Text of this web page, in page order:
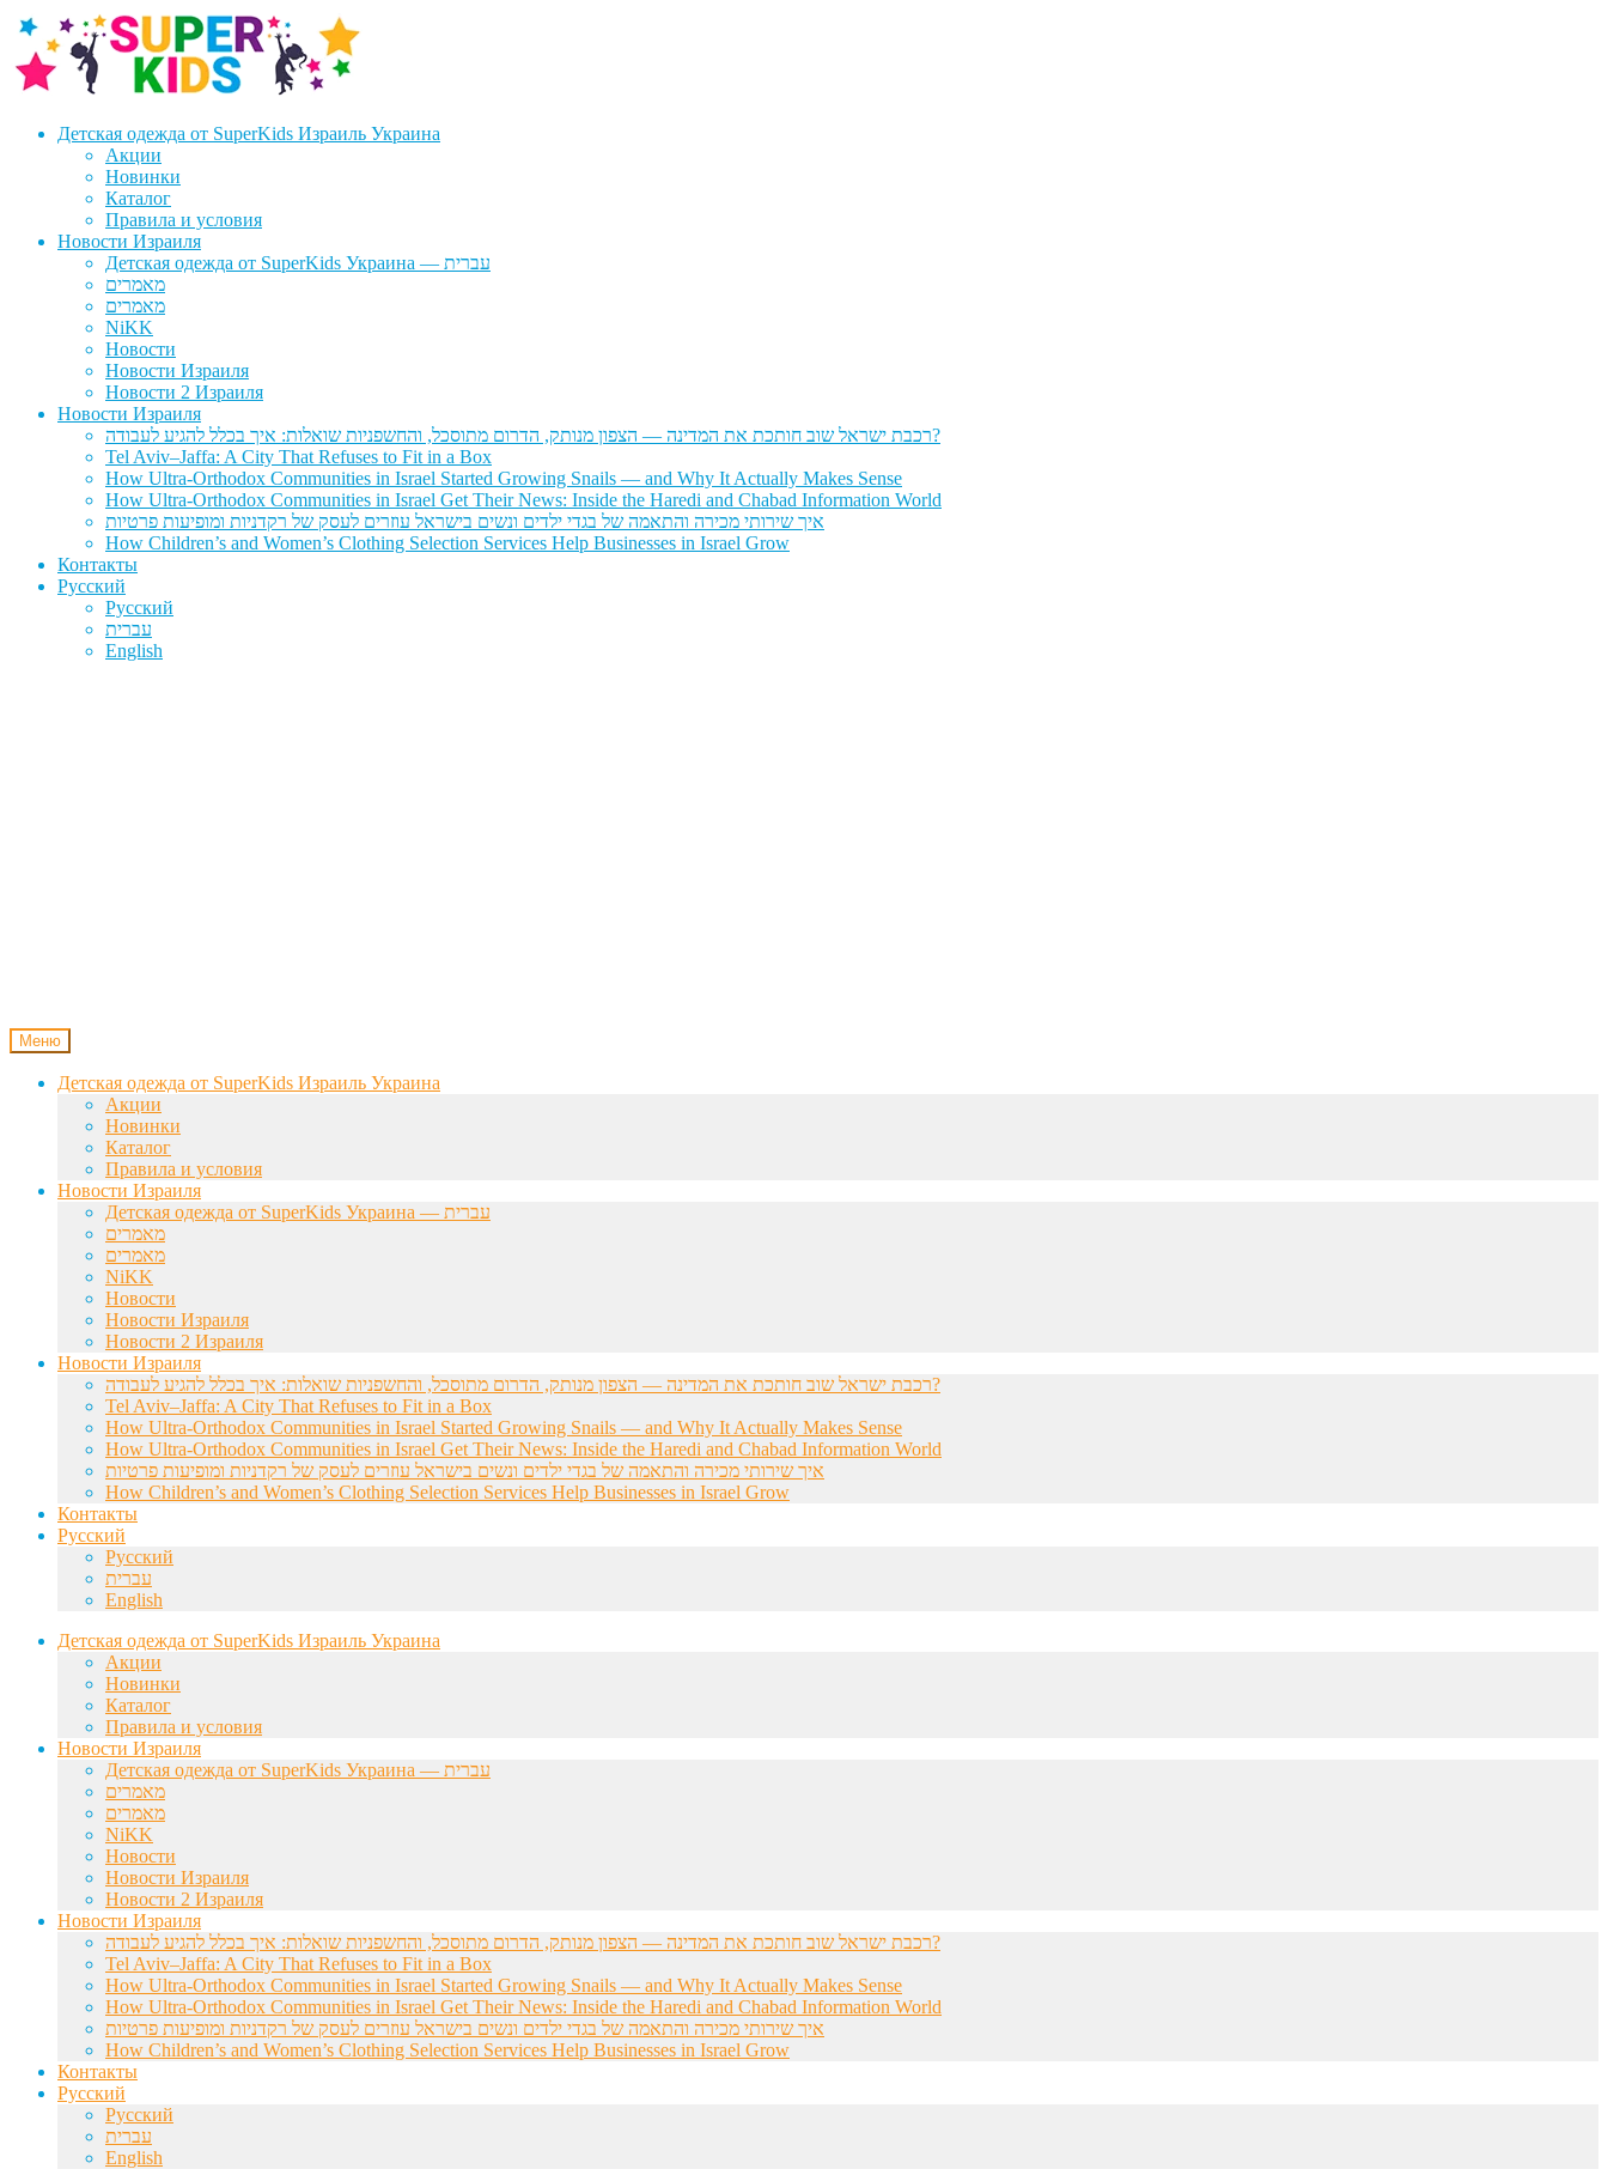
Перейти
навигации
Перейти
содержимому
Детская одежда от SuperKids Израиль Украина
Акции
Новинки
Каталог
Правила и условия
Новости Израиля
Детская одежда от SuperKids Украина — עברית
מאמרים
מאמרים
NiKK
Новости
Новости Израиля
Новости 2 Израиля
Новости Израиля
רכבת ישראל שוב חותכת את המדינה — הצפון מנותק, הדרום מתוסכל, והחשפניות שואלות: איך בכלל להגיע לעבודה?
Tel Aviv–Jaffa: A City That Refuses to Fit in a Box
How Ultra-Orthodox Communities in Israel Started Growing Snails — and Why It Actually Makes Sense
How Ultra-Orthodox Communities in Israel Get Their News: Inside the Haredi and Chabad Information World
איך שירותי מכירה והתאמה של בגדי ילדים ונשים בישראל עוזרים לעסק של רקדניות ומופיעות פרטיות
How Children’s and Women’s Clothing Selection Services Help Businesses in Israel Grow
Контакты
Русский
Русский
עברית
English
Меню
Детская одежда от SuperKids Израиль Украина
Акции
Новинки
Каталог
Правила и условия
Новости Израиля
Детская одежда от SuperKids Украина — עברית
מאמרים
מאמרים
NiKK
Новости
Новости Израиля
Новости 2 Израиля
Новости Израиля
רכבת ישראל שוב חותכת את המדינה — הצפון מנותק, הדרום מתוסכל, והחשפניות שואלות: איך בכלל להגיע לעבודה?
Tel Aviv–Jaffa: A City That Refuses to Fit in a Box
How Ultra-Orthodox Communities in Israel Started Growing Snails — and Why It Actually Makes Sense
How Ultra-Orthodox Communities in Israel Get Their News: Inside the Haredi and Chabad Information World
איך שירותי מכירה והתאמה של בגדי ילדים ונשים בישראל עוזרים לעסק של רקדניות ומופיעות פרטיות
How Children’s and Women’s Clothing Selection Services Help Businesses in Israel Grow
Контакты
Русский
Русский
עברית
English
Детская одежда от SuperKids Израиль Украина
Акции
Новинки
Каталог
Правила и условия
Новости Израиля
Детская одежда от SuperKids Украина — עברית
מאמרים
מאמרים
NiKK
Новости
Новости Израиля
Новости 2 Израиля
Новости Израиля
רכבת ישראל שוב חותכת את המדינה — הצפון מנותק, הדרום מתוסכל, והחשפניות שואלות: איך בכלל להגיע לעבודה?
Tel Aviv–Jaffa: A City That Refuses to Fit in a Box
How Ultra-Orthodox Communities in Israel Started Growing Snails — and Why It Actually Makes Sense
How Ultra-Orthodox Communities in Israel Get Their News: Inside the Haredi and Chabad Information World
איך שירותי מכירה והתאמה של בגדי ילדים ונשים בישראל עוזרים לעסק של רקדניות ומופיעות פרטיות
How Children’s and Women’s Clothing Selection Services Help Businesses in Israel Grow
Контакты
Русский
Русский
עברית
English